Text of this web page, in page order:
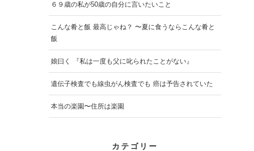
６９歳の私が50歳の自分に言いたいこと
こんな肴と飯 最高じゃね？ 〜夏に食うならこんな肴と
飯
娘曰く 『私は一度も父に叱られたことがない』
遺伝子検査でも線虫がん検査でも 癌は予告されていた
本当の楽園〜住所は楽園
カテゴリー